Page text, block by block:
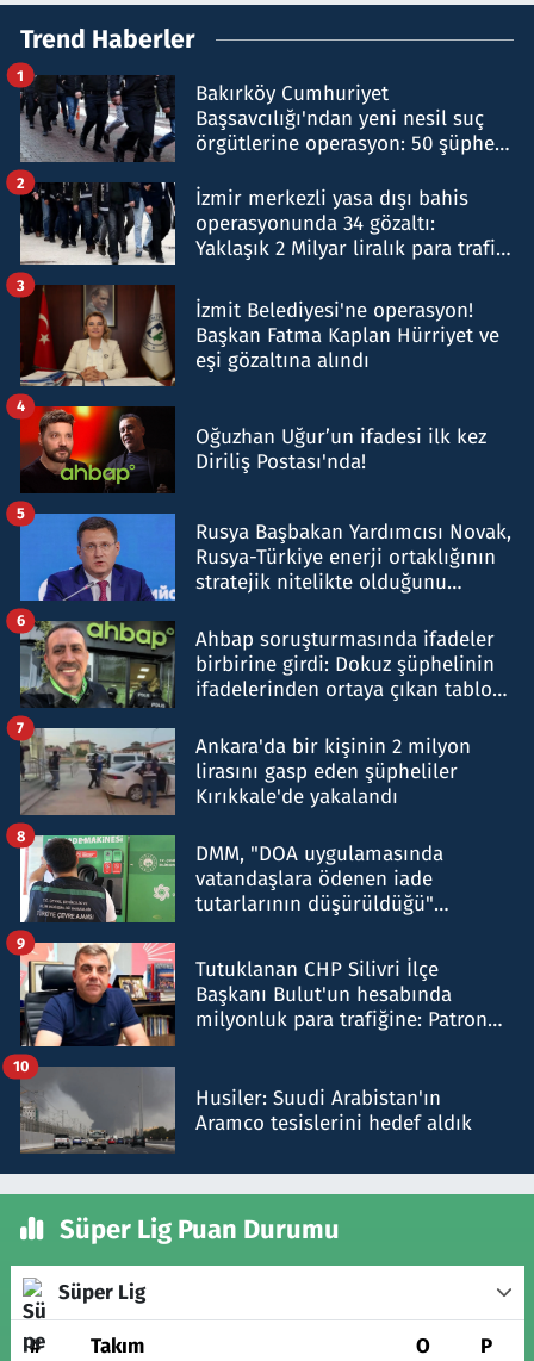
Trend Haberler
Bakırköy Cumhuriyet
Başsavcılığı'ndan yeni nesil suç
örgütlerine operasyon: 50 şüpheli
1
İzmir merkezli yasa dışı bahis
operasyonunda 34 gözaltı:
Yaklaşık 2 Milyar liralık para trafiği
2
İzmit Belediyesi'ne operasyon!
Başkan Fatma Kaplan Hürriyet ve
eşi gözaltına alındı
3
Oğuzhan Uğur’un ifadesi ilk kez
Diriliş Postası'nda!
4
Rusya Başbakan Yardımcısı Novak,
Rusya-Türkiye enerji ortaklığının
stratejik nitelikte olduğunu
5
Ahbap soruşturmasında ifadeler
birbirine girdi: Dokuz şüphelinin
ifadelerinden ortaya çıkan tablo
6
Ankara'da bir kişinin 2 milyon
lirasını gasp eden şüpheliler
Kırıkkale'de yakalandı
7
DMM, "DOA uygulamasında
vatandaşlara ödenen iade
tutarlarının düşürüldüğü"
8
Tutuklanan CHP Silivri İlçe
Başkanı Bulut'un hesabında
milyonluk para trafiğine: Patron
9
Husiler: Suudi Arabistan'ın
Aramco tesislerini hedef aldık
10
Süper Lig Puan Durumu
Süper Lig
# Takım O P